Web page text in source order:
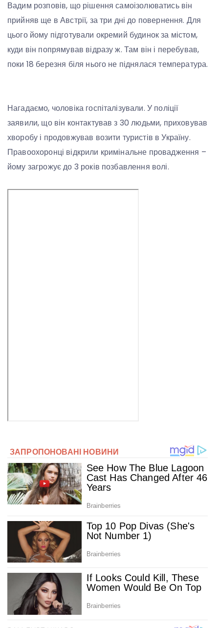
Вадим розповів, що рішення самоізолюватись він
прийняв ще в Австрії, за три дні до повернення. Для
цього йому підготували окремий будинок за містом,
куди він попрямував відразу ж. Там він і перебував,
поки 18 березня біля нього не піднялася температура.
Нагадаємо, чоловіка госпіталізували. У поліції
заявили, що він контактував з 30 людьми, приховував
хворобу і продовжував возити туристів в Україну.
Правоохоронці відкрили кримінальне провадження –
йому загрожує до 3 років позбавлення волі.